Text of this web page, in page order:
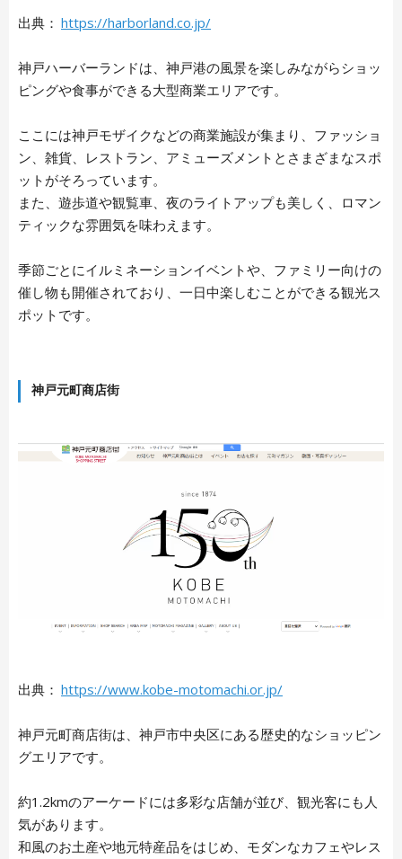
出典： https://harborland.co.jp/
神戸ハーバーランドは、神戸港の風景を楽しみながらショッ
ピングや食事ができる大型商業エリアです。
ここには神戸モザイクなどの商業施設が集まり、ファッショ
ン、雑貨、レストラン、アミューズメントとさまざまなスポ
ットがそろっています。
また、遊歩道や観覧車、夜のライトアップも美しく、ロマン
ティックな雰囲気を味わえます。
季節ごとにイルミネーションイベントや、ファミリー向けの
催し物も開催されており、一日中楽しむことができる観光ス
ポットです。
神戸元町商店街
出典： https://www.kobe-motomachi.or.jp/
神戸元町商店街は、神戸市中央区にある歴史的なショッピン
グエリアです。
約1.2kmのアーケードには多彩な店舗が並び、観光客にも人
気があります。
和風のお土産や地元特産品をはじめ、モダンなカフェやレス